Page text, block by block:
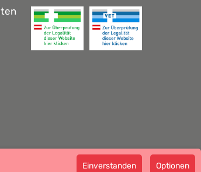
GMP zertifizierter Arzneihersteller
Einverstanden Optionen